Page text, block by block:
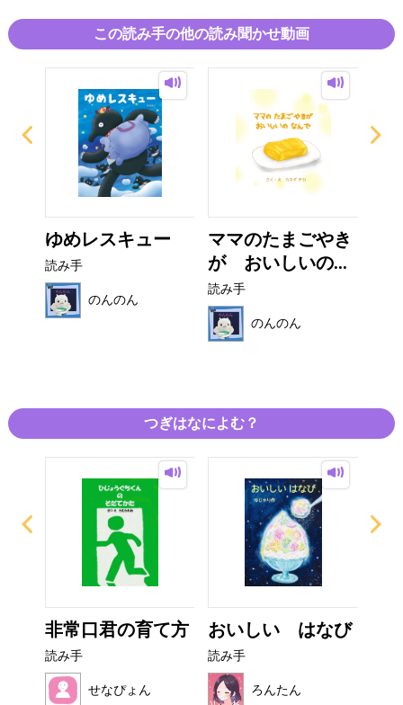
この読み手の他の読み聞かせ動画
ゆめレスキュー
読み手
のんのん
ママのたまごやき
が おいしいの...
読み手
のんのん
つぎはなによむ？
非常口君の育て方
読み手
せなぴょん
おいしい はなび
読み手
ろんたん